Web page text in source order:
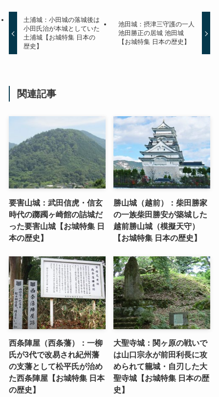
土浦城：小田城の落城後は
小田氏治が本城としていた
土浦城【お城特集 日本の
歴史】
池田城：摂津三守護の一人
池田勝正の居城 池田城
【お城特集 日本の歴史】
関連記事
要害山城：武田信虎・信玄
時代の躑躅ヶ崎館の詰城だ
った要害山城【お城特集 日
本の歴史】
勝山城（越前）：柴田勝家
の一族柴田勝安が築城した
越前勝山城（模擬天守）
【お城特集 日本の歴史】
西条陣屋（西条藩）：一柳
氏が3代で改易され紀州藩
の支藩として松平氏が治め
た西条陣屋【お城特集 日本
の歴史】
大聖寺城：関ヶ原の戦いで
は山口宗永が前田利長に攻
められて籠城・自刃した大
聖寺城【お城特集 日本の歴
史】